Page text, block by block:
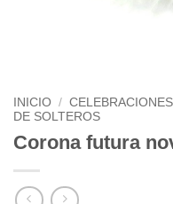
INICIO / CELEBRACIONES
DE SOLTEROS
Corona futura